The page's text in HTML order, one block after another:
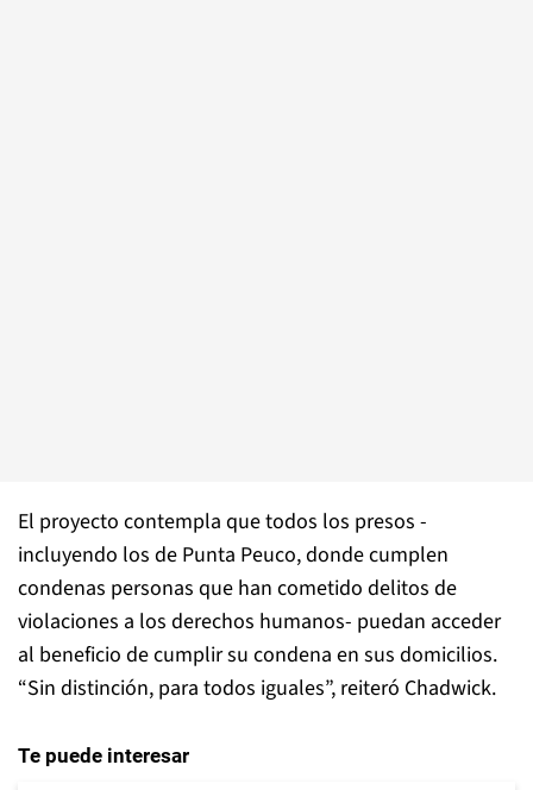
El proyecto contempla que todos los presos -
incluyendo los de Punta Peuco, donde cumplen
condenas personas que han cometido delitos de
violaciones a los derechos humanos- puedan acceder
al beneficio de cumplir su condena en sus domicilios.
“Sin distinción, para todos iguales”, reiteró Chadwick.
Te puede interesar